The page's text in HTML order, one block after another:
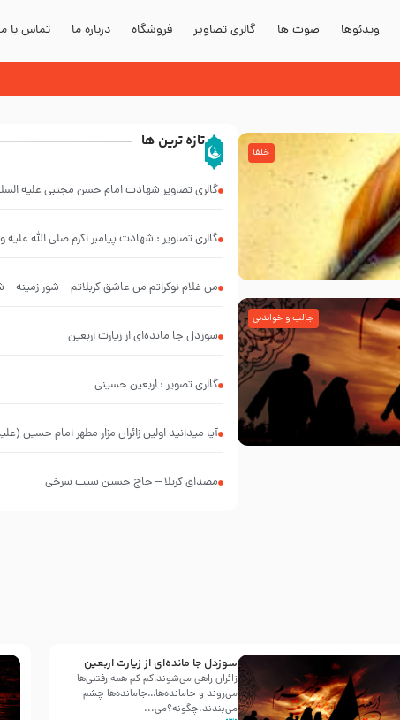
ویدئوها صوت ها گالری تصاویر فروشگاه درباره ما تماس با
خلفا
جالب و خواندنی
تازه ترین ها
گالری تصاویر شهادت امام حسن مجتبی علیه
گالری تصاویر : شهادت پیامبر اکرم صلی الله علیه
من غلام نوکراتم من عاشق کربلاتم – شور زمینه – شب هفتم – محرم 1397 –
سوزدل جا مانده‌ای از زیارت اربعین
گالری تصویر : اربعین حسینی
آیا میدانید اولین زائران مزار مطهر امام حسین
مصداق کربلا – حاج حسین سیب سرخی
سوزدل جا مانده‌ای از زیارت اربعین
زائران راهی می‌شوند،کم‌ کم همه رفتنی‌ها
می‌روند و جامانده‌ها…جامانده‌ها چشم
می‌بندند.چگونه؟می‌...